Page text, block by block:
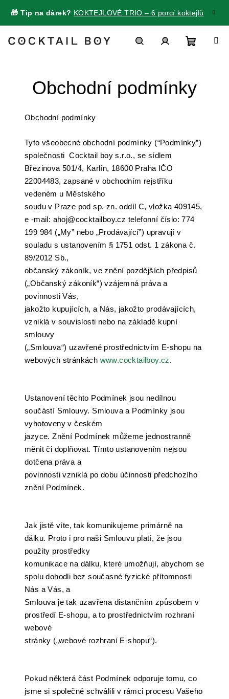
obsah
🎁 Tip na dárek? KOKTEJLOVÉ TRIO – 6 porcí koktejlů
košík
Obchodní podmínky
Obchodní podmínky
Tyto všeobecné obchodní podmínky (“Podmínky”)
společnosti Cocktail boy s.r.o., se sídlem
Březinova 501/4, Karlín, 18600 Praha IČO
22004483, zapsané v obchodním rejstříku
vedeném u Městského
soudu v Praze pod sp. zn. oddíl C, vložka 409145,
e -mail: ahoj@cocktailboy.cz telefonní číslo: 774
199 984 („My” nebo „Prodávající”) upravují v
souladu s ustanovením § 1751 odst. 1 zákona č.
89/2012 Sb.,
občanský zákoník, ve znění pozdějších předpisů
(„Občanský zákoník“) vzájemná práva a
povinnosti Vás,
jakožto kupujících, a Nás, jakožto prodávajících,
vzniklá v souvislosti nebo na základě kupní
smlouvy
(„Smlouva“) uzavřené prostřednictvím E-shopu na
webových stránkách www.cocktailboy.cz.
Ustanovení těchto Podmínek jsou nedílnou
součástí Smlouvy. Smlouva a Podmínky jsou
vyhotoveny v českém
jazyce. Znění Podmínek můžeme jednostranně
měnit či doplňovat. Tímto ustanovením nejsou
dotčena práva a
povinnosti vzniklá po dobu účinnosti předchozího
znění Podmínek.
Jak jistě víte, tak komunikujeme primárně na
dálku. Proto i pro naši Smlouvu platí, že jsou
použity prostředky
komunikace na dálku, které umožňují, abychom se
spolu dohodli bez současné fyzické přítomnosti
Nás a Vás, a
Smlouva je tak uzavřena distančním způsobem v
prostředí E-shopu, a to prostřednictvím rozhraní
webové
stránky („webové rozhraní E-shopu“).
Pokud některá část Podmínek odporuje tomu, co
jsme si společně schválili v rámci procesu Vašeho